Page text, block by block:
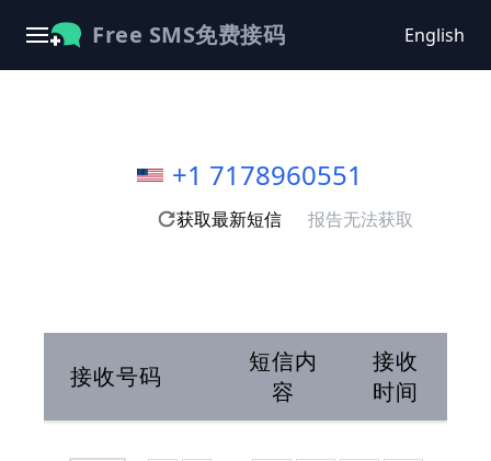
Free SMS免费接码 English
+1 7178960551
获取最新短信 报告无法获取
接收号码
短信内
容
接收
时间